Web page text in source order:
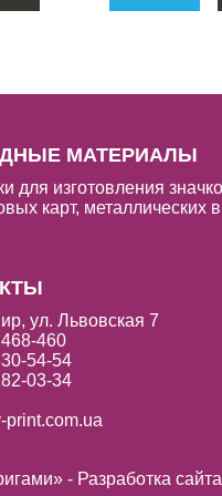
МАТЕРИАЛЫ
для изготовления
карт, металлических
ул. Львовская 7
460
54-54
03-34
print.com.ua
- Разработка